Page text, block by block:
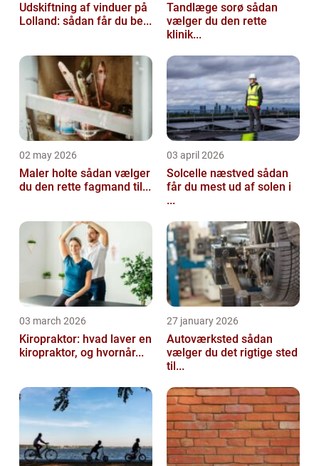
Udskiftning af vinduer på
Lolland: sådan får du be...
Tandlæge sorø sådan
vælger du den rette
klinik...
02 may 2026
Maler holte sådan vælger
du den rette fagmand til...
03 april 2026
Solcelle næstved sådan
får du mest ud af solen i
...
03 march 2026
Kiropraktor: hvad laver en
kiropraktor, og hvornår...
27 january 2026
Autoværksted sådan
vælger du det rigtige sted
til...